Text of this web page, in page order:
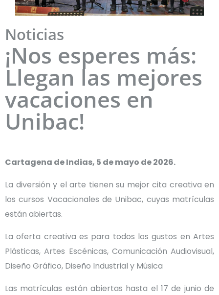
Noticias
¡Nos esperes más:
Llegan las mejores
vacaciones en
Unibac!
Cartagena de Indias, 5 de mayo de 2026.
La diversión y el arte tienen su mejor cita creativa en
los cursos Vacacionales de Unibac, cuyas matrículas
están abiertas.
La oferta creativa es para todos los gustos en Artes
Plásticas, Artes Escénicas, Comunicación Audiovisual,
Diseño Gráfico, Diseño Industrial y Música
Las matrículas están abiertas hasta el 17 de junio de